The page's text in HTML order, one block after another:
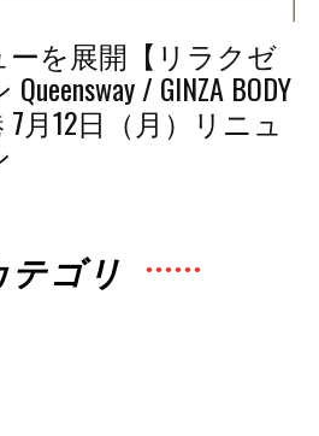
を展開【リラクゼ
/ GINZA BODY
7月12日（月）リニュ
テゴリ